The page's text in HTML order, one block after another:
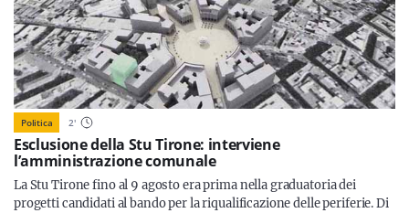
Politica 2'
Esclusione della Stu Tirone: interviene
l’amministrazione comunale
La Stu Tirone fino al 9 agosto era prima nella graduatoria dei
progetti candidati al bando per la riqualificazione delle periferie. Di